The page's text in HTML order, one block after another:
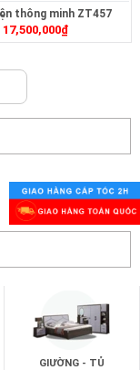
thông minh ZT457
17,500,000₫
GIƯỜNG - TỦ